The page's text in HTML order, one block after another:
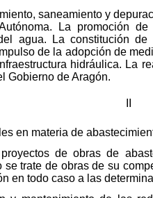
saneamiento y
La promoción
agua. La constitución
de la adopción de
hidráulica. La
Gobierno de Aragón.
en materia de
de obras de
se trate de obras de su
en todo caso a las